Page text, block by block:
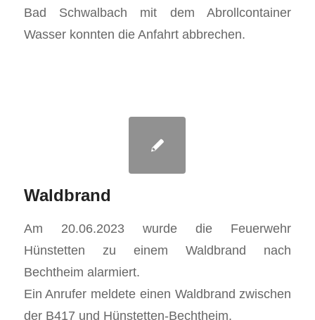
Bad Schwalbach mit dem Abrollcontainer
Wasser konnten die Anfahrt abbrechen.
Waldbrand
Am 20.06.2023 wurde die Feuerwehr
Hünstetten zu einem Waldbrand nach
Bechtheim alarmiert.
Ein Anrufer meldete einen Waldbrand zwischen
der B417 und Hünstetten-Bechtheim.